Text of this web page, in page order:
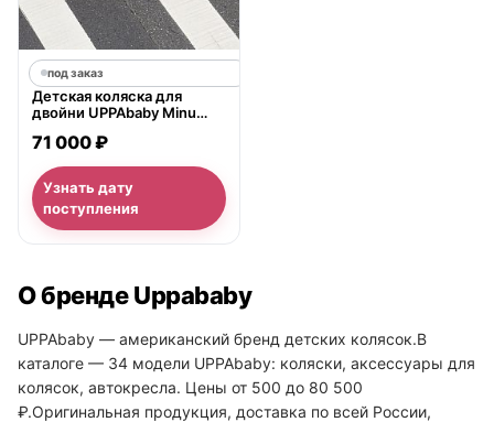
под заказ
Детская коляска для
двойни UPPAbaby Minu
71 000 ₽
Узнать дату
поступления
О бренде Uppababy
UPPAbaby — американский бренд детских колясок.В
каталоге — 34 модели UPPAbaby: коляски, аксессуары для
колясок, автокресла. Цены от 500 до 80 500
₽.Оригинальная продукция, доставка по всей России,